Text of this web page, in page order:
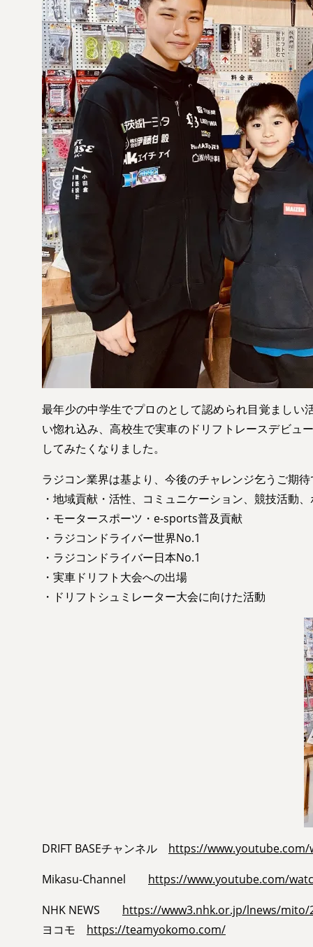
最年少の中学生でプロのとして認められ目覚ましい
い惚れ込み、高校生で実車のドリフトレースデビュ
してみたくなりました。
ラジコン業界は基より、今後のチャレンジ乞うご期
・地域貢献・活性、コミュニケーション、競技活動
・モータースポーツ・e-sports普及貢献
・ラジコンドライバー世界No.1
・ラジコンドライバー日本No.1
・実車ドリフト大会への出場
・ドリフトシュミレーター大会に向けた活動
DRIFT BASEチャンネル https://www.youtube.com/
Mikasu-Channel https://www.youtube.com/
NHK NEWS https://www3.nhk.or.jp/lnews/mito/
ヨコモ https://teamyokomo.com/